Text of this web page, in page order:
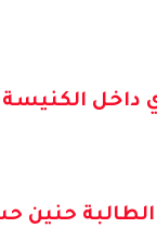
الكنيسة
حنين